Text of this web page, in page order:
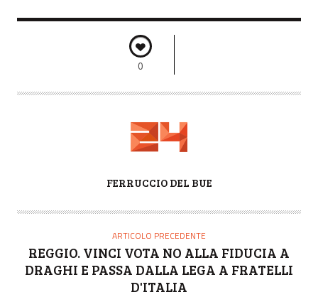
0
T
FERRUCCIO DEL BUE
ARTICOLO PRECEDENTE
REGGIO. VINCI VOTA NO ALLA FIDUCIA A
DRAGHI E PASSA DALLA LEGA A FRATELLI
D'ITALIA